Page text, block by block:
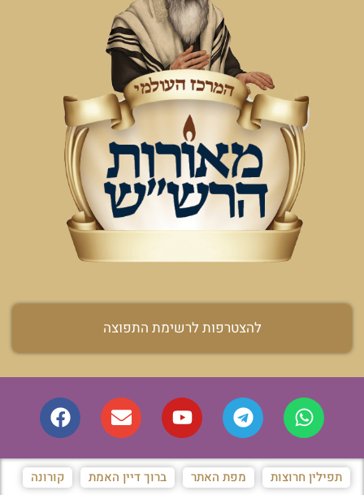
להצטרפות לרשימת התפוצה
תפילין חרוצות מפת האתר ברוך דיין האמת קורונה